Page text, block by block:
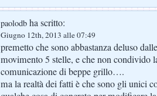
paolodb ha scritto:
Giugno 12th, 2013 alle 07:49
premetto che sono abbastanza deluso
movimento 5 stelle, e che non condivido
comunicazione di beppe grillo….
ma la realtà dei fatti è che sono gli unici